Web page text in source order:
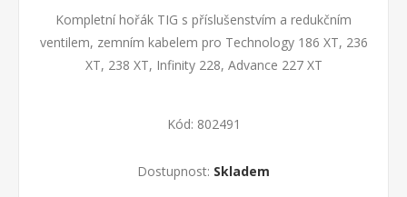
Kompletní hořák TIG s příslušenstvím a redukčním
ventilem, zemním kabelem pro Technology 186 XT, 236
XT, 238 XT, Infinity 228, Advance 227 XT
Kód: 802491
Dostupnost: Skladem